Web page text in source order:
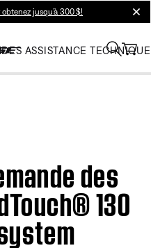
jusqu’à 300 $!
ASSISTANCE TECHNIQUE
des
130